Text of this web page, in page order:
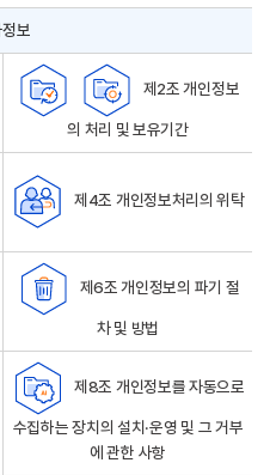
보
제2조 개인정보
의 처리 및 보유기간
제4조 개인정보처리의 위탁
제6조 개인정보의 파기 절
차 및 방법
제8조 개인정보를 자동으로
수집하는 장치의 설치·운영 및 그 거부
에 관한 사항